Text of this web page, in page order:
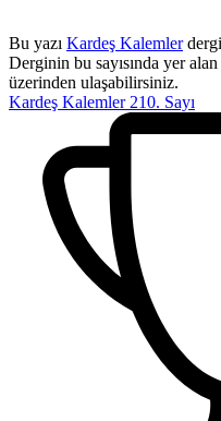
Bu yazı Kardeş Kalemler
Derginin bu sayısında yer
üzerinden ulaşabilirsiniz.
Kardeş Kalemler 210. Sayı